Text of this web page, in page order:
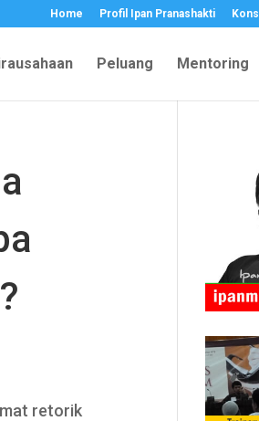
Home Profil Ipan Pranashakti
Peluang Mentoring
retorik